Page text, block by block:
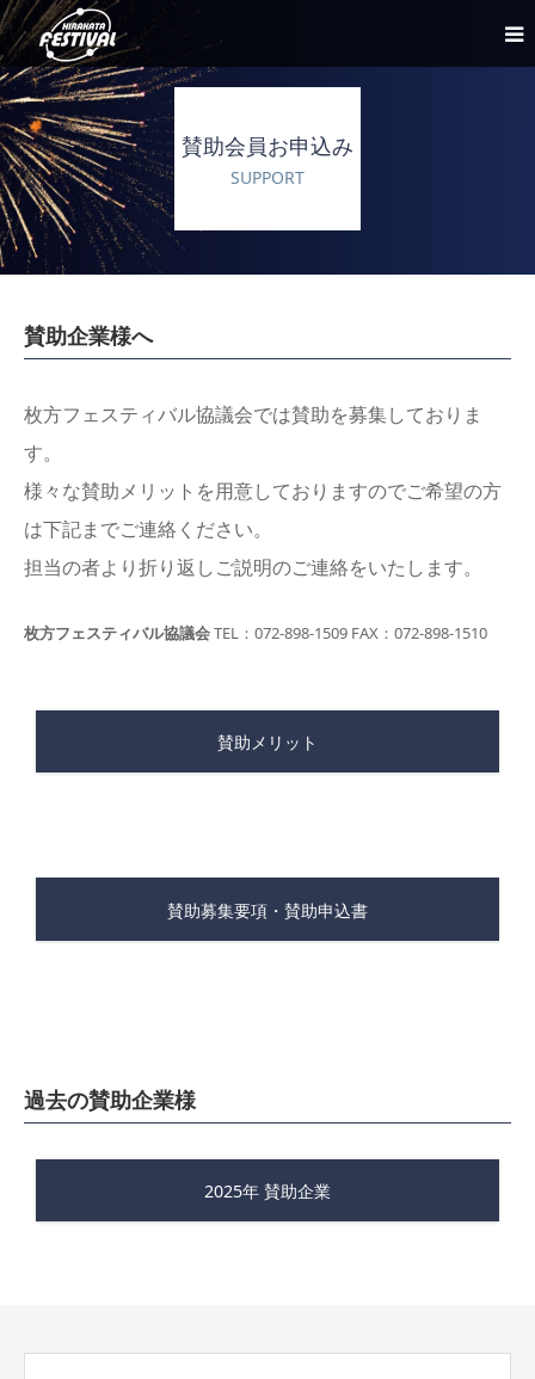
賛助会員お申込み
SUPPORT
​賛助企業様へ
​枚方フェスティバル協議会では賛助を募集しておりま
す。
様々な賛助メリットを用意しておりますのでご希望の方
は下記までご連絡ください。
​担当の者より折り返しご説明のご連絡をいたします。
枚方フェスティバル協議会TEL：072-898-1509 FAX：072-898-1510
賛助メリット
賛助募集要項・賛助申込書
過去の賛助企業様
2025年 賛助企業
枚方まつり2026
まつり情報一覧
協議会について